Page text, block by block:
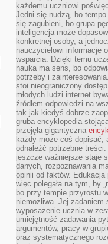
każdemu uczniowi
Jedni się nudzą, bo
się zagubieni, bo grupa
inteligencja może
konkretnej osoby, a
nauczycielowi informacje
wsparcia. Dzięki temu
nauka ma sens, bo
potrzeby i
stoi nieograniczony
młodych ludzi internet
źródłem odpowiedzi na
tak jak kiedyś dobrze
gruba encyklopedia
przejęła gigantyczna
każdy może coś dopisać,
odnaleźć potrzebne
jeszcze ważniejsze staje
danych, rozpoznawania
opinii od faktów. Edukacja
więc polegała na tym, by
bo przy tempie przyrostu
niemożliwa. Jej zadaniem
wyposażenie ucznia w
umiejętność zadawania
argumentów, pracy w
oraz systematycznego